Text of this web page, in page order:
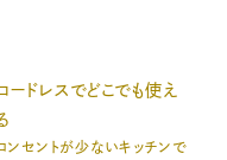
ードレスでどこでも使え
ンセントが少ないキッチンで